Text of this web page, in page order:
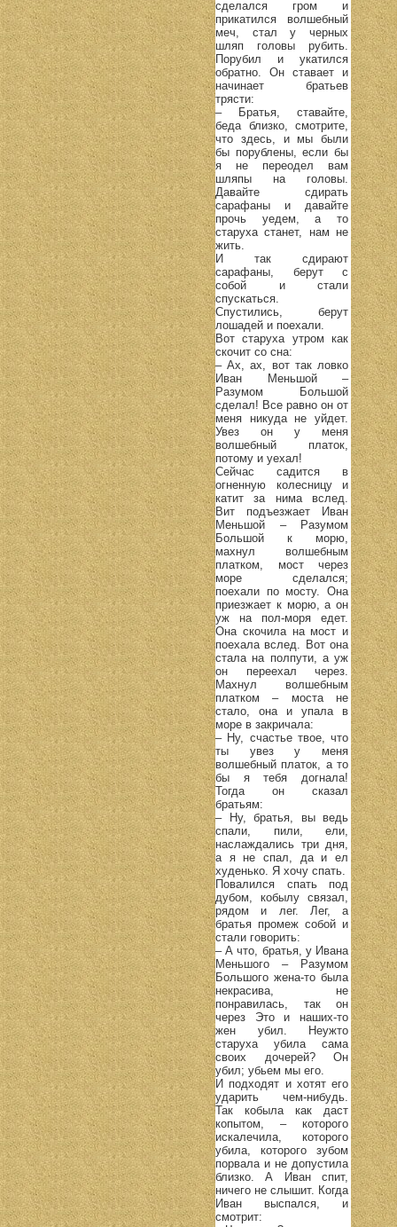
сделался гром и
прикатился волшебный
меч, стал у черных
шляп головы рубить.
Порубил и укатился
обратно. Он ставает и
начинает братьев
трясти:
– Братья, ставайте,
беда близко, смотрите,
что здесь, и мы были
бы порублены, если бы
я не переодел вам
шляпы на головы.
Давайте сдирать
сарафаны и давайте
прочь уедем, а то
старуха станет, нам не
жить.
И так сдирают
сарафаны, берут с
собой и стали
спускаться.
Спустились, берут
лошадей и поехали.
Вот старуха утром как
скочит со сна:
– Ах, ах, вот так ловко
Иван Меньшой –
Разумом Большой
сделал! Все равно он от
меня никуда не уйдет.
Увез он у меня
волшебный платок,
потому и уехал!
Сейчас садится в
огненную колесницу и
катит за нима вслед.
Вит подъезжает Иван
Меньшой – Разумом
Большой к морю,
махнул волшебным
платком, мост через
море сделался;
поехали по мосту. Она
приезжает к морю, а он
уж на пол-моря едет.
Она скочила на мост и
поехала вслед. Вот она
стала на полпути, а уж
он переехал через.
Махнул волшебным
платком – моста не
стало, она и упала в
море в закричала:
– Ну, счастье твое, что
ты увез у меня
волшебный платок, а то
бы я тебя догнала!
Тогда он сказал
братьям:
– Ну, братья, вы ведь
спали, пили, ели,
наслаждались три дня,
а я не спал, да и ел
худенько. Я хочу спать.
Повалился спать под
дубом, кобылу связал,
рядом и лег. Лег, а
братья промеж собой и
стали говорить:
– А что, братья, у Ивана
Меньшого – Разумом
Большого жена-то была
некрасива, не
понравилась, так он
через Это и наших-то
жен убил. Неужто
старуха убила сама
своих дочерей? Он
убил; убьем мы его.
И подходят и хотят его
ударить чем-нибудь.
Так кобыла как даст
копытом, – которого
искалечила, которого
убила, которого зубом
порвала и не допустила
близко. А Иван спит,
ничего не слышит. Когда
Иван выспался, и
смотрит: